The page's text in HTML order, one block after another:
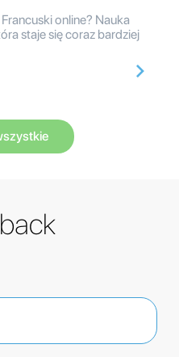
online? Nauka
staje się coraz bardziej